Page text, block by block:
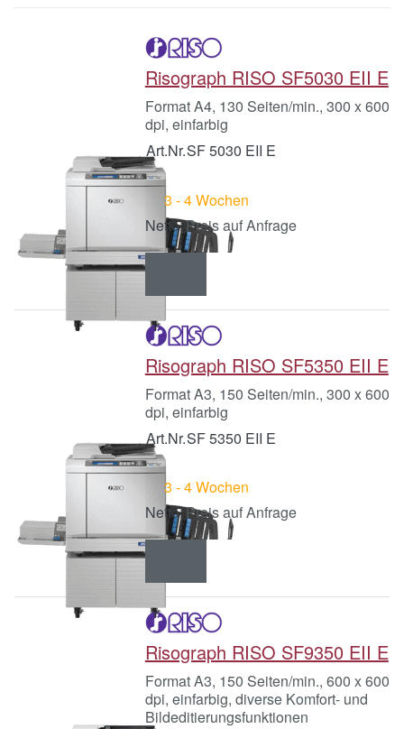
Risograph RISO SF5030 EII E
Format A4, 130 Seiten/min., 300 x 600
dpi, einfarbig
Art.Nr.SF 5030 EII E
3 - 4 Wochen
Preis auf Anfrage
Risograph RISO SF5350 EII E
Format A3, 150 Seiten/min., 300 x 600
dpi, einfarbig
Art.Nr.SF 5350 EII E
3 - 4 Wochen
Preis auf Anfrage
Risograph RISO SF9350 EII E
Format A3, 150 Seiten/min., 600 x 600
dpi, einfarbig, diverse Komfort- und
Bildeditierungsfunktionen